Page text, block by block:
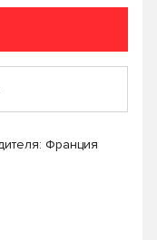
Франция